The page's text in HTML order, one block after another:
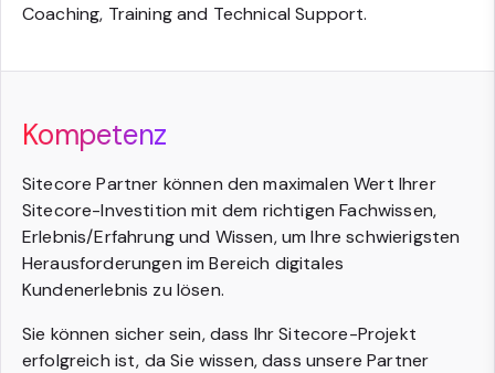
Coaching, Training and Technical Support.
Kompetenz
Sitecore Partner können den maximalen Wert Ihrer
Sitecore-Investition mit dem richtigen Fachwissen,
Erlebnis/Erfahrung und Wissen, um Ihre schwierigsten
Herausforderungen im Bereich digitales
Kundenerlebnis zu lösen.
Sie können sicher sein, dass Ihr Sitecore-Projekt
erfolgreich ist, da Sie wissen, dass unsere Partner